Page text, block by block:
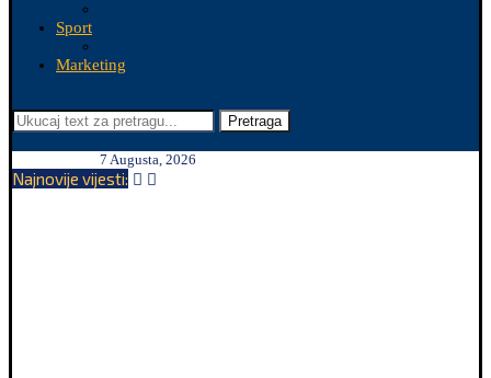
Sport
Marketing
Pretraga
7 Augusta, 2026
Najnovije vijesti: